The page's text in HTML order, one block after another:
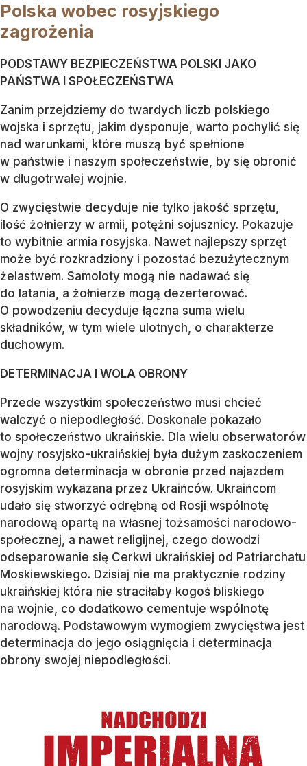
Polska wobec rosyjskiego
zagrożenia
PODSTAWY BEZPIECZEŃSTWA POLSKI JAKO
PAŃSTWA I SPOŁECZEŃSTWA
Zanim przejdziemy do twardych liczb polskiego
wojska i sprzętu, jakim dysponuje, warto pochylić się
nad warunkami, które muszą być spełnione
w państwie i naszym społeczeństwie, by się obronić
w długotrwałej wojnie.
O zwycięstwie decyduje nie tylko jakość sprzętu,
ilość żołnierzy w armii, potężni sojusznicy. Pokazuje
to wybitnie armia rosyjska. Nawet najlepszy sprzęt
może być rozkradziony i pozostać bezużytecznym
żelastwem. Samoloty mogą nie nadawać się
do latania, a żołnierze mogą dezerterować.
O powodzeniu decyduje łączna suma wielu
składników, w tym wiele ulotnych, o charakterze
duchowym.
DETERMINACJA I WOLA OBRONY
Przede wszystkim społeczeństwo musi chcieć
walczyć o niepodległość. Doskonale pokazało
to społeczeństwo ukraińskie. Dla wielu obserwatorów
wojny rosyjsko-ukraińskiej była dużym zaskoczeniem
ogromna determinacja w obronie przed najazdem
rosyjskim wykazana przez Ukraińców. Ukraińcom
udało się stworzyć odrębną od Rosji wspólnotę
narodową opartą na własnej tożsamości narodowo-
społecznej, a nawet religijnej, czego dowodzi
odseparowanie się Cerkwi ukraińskiej od Patriarchatu
Moskiewskiego. Dzisiaj nie ma praktycznie rodziny
ukraińskiej która nie straciłaby kogoś bliskiego
na wojnie, co dodatkowo cementuje wspólnotę
narodową. Podstawowym wymogiem zwycięstwa jest
determinacja do jego osiągnięcia i determinacja
obrony swojej niepodległości.